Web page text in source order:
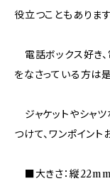
役立つこともありま
電話ボックス好き
をなさっている方は
ジャケットやシャ
つけて、ワンポイン
■大きさ：縦